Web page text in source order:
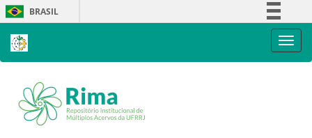
Skip
navigation
BRASIL